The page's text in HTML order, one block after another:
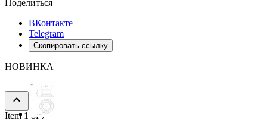
Поделиться
ВКонтакте
Telegram
Скопировать ссылку
НОВИНКА
Item 1 of 7